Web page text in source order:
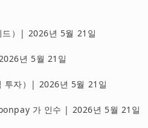
）| 2026년 5월 21일
년 5월 21일
투자）| 2026년 5월 21일
가 인수 | 2026년 5월 21일